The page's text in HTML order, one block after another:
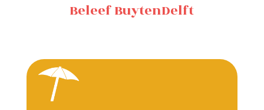
Beleef BuytenDelft